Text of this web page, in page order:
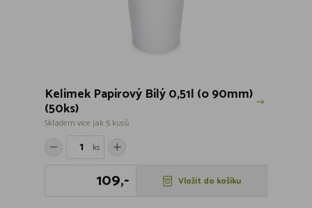
Kelímek Papírový Bílý 0,51l (o 90mm)
(50ks)
Skladem více jak 5 kusů
ks
109,- Vložit do košíku